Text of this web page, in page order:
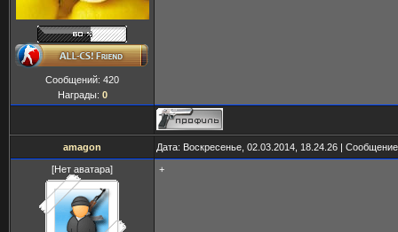
Сообщений: 420
Награды: 0
amagon Дата: Воскресенье, 02.03.2014, 18.24.26 |
[Нет аватара] +